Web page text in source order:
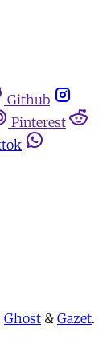
Github
Pinterest
Ghost & Gazet.